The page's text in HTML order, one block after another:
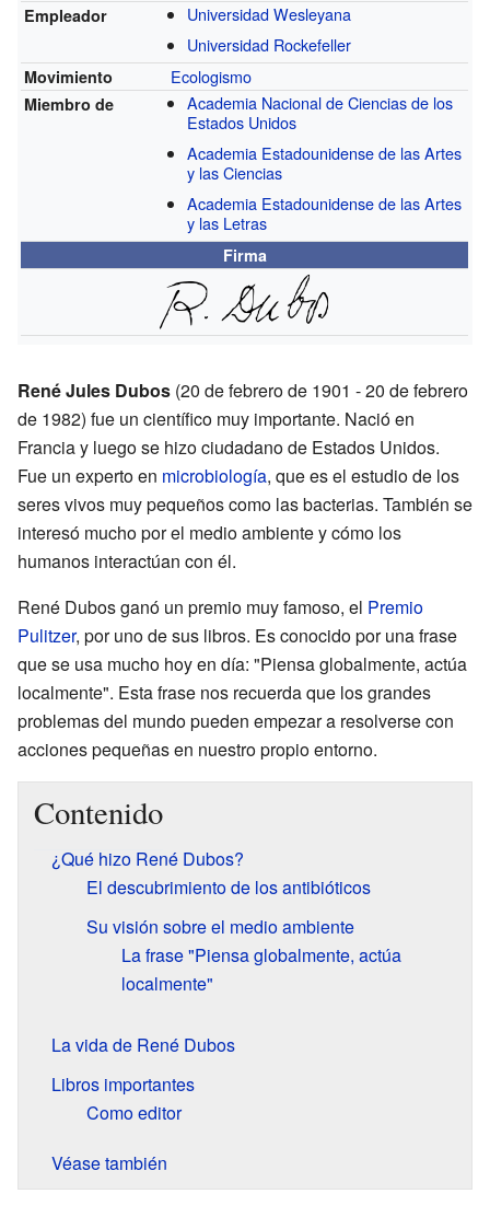
Empleador
Universidad Wesleyana
Universidad Rockefeller
Movimiento Ecologismo
Miembro de
Academia Nacional de Ciencias de los
Estados Unidos
Academia Estadounidense de las Artes
y las Ciencias
Academia Estadounidense de las Artes
y las Letras
Firma
René Jules Dubos (20 de febrero de 1901 - 20 de febrero
de 1982) fue un científico muy importante. Nació en
Francia y luego se hizo ciudadano de Estados Unidos.
Fue un experto en microbiología, que es el estudio de los
seres vivos muy pequeños como las bacterias. También se
interesó mucho por el medio ambiente y cómo los
humanos interactúan con él.
René Dubos ganó un premio muy famoso, el Premio
Pulitzer, por uno de sus libros. Es conocido por una frase
que se usa mucho hoy en día: "Piensa globalmente, actúa
localmente". Esta frase nos recuerda que los grandes
problemas del mundo pueden empezar a resolverse con
acciones pequeñas en nuestro propio entorno.
Contenido
¿Qué hizo René Dubos?
El descubrimiento de los antibióticos
Su visión sobre el medio ambiente
La frase "Piensa globalmente, actúa
localmente"
La vida de René Dubos
Libros importantes
Como editor
Véase también